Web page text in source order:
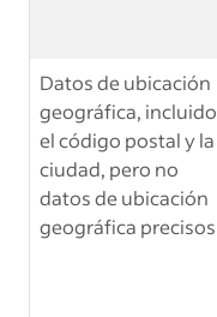
Datos de ubicación
geográfica, incluido
el código postal y la
ciudad, pero no
datos de ubicación
geográfica precisos